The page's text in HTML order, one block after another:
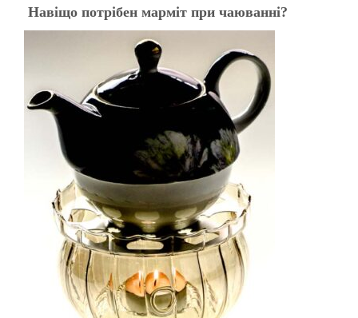
Навіщо потрібен марміт при чаюванні?